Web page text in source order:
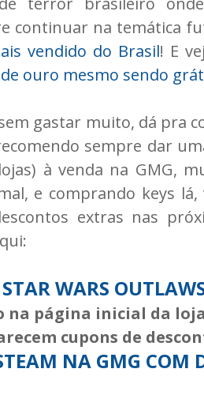
continuar na temática
vendido do Brasil! E
ouro mesmo sendo
gastar muito, dá pra
sempre dar
à venda na GMG,
e comprando keys lá,
extras nas
WARS
na página inicial da
cupons de
NA GMG COM